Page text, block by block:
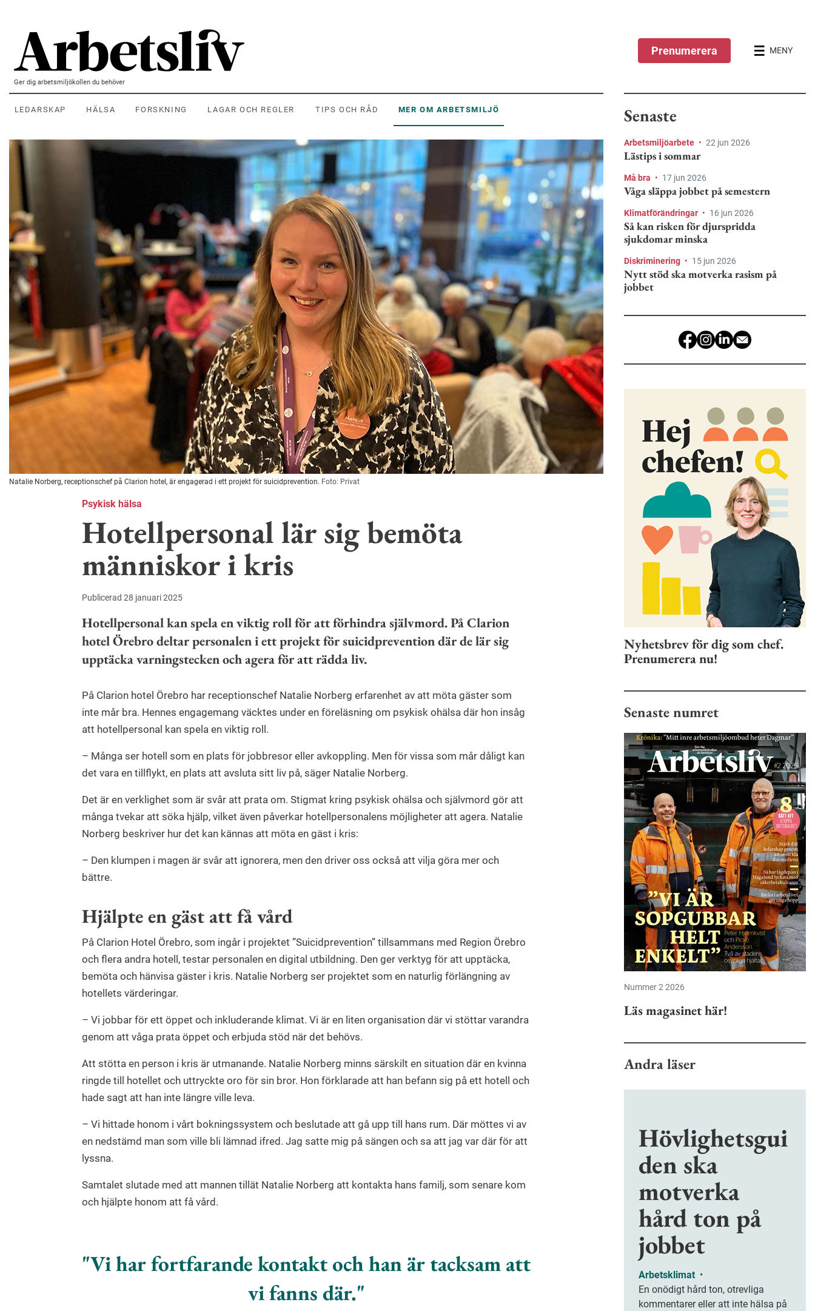
Ger dig arbetsmiljökollen du behöver
LEDARSKAP HÄLSA FORSKNING LAGAR OCH REGLER TIPS OCH RÅD MER OM ARBETSMILJÖ
Prenumerera MENY
Natalie Norberg, receptionschef på Clarion hotel, är engagerad i ett projekt för suicidprevention. Foto: Privat
Psykisk hälsa
Hotellpersonal lär sig bemöta
människor i kris
Publicerad 28 januari 2025
Hotellpersonal kan spela en viktig roll för att förhindra självmord. På Clarion
hotel Örebro deltar personalen i ett projekt för suicidprevention där de lär sig
upptäcka varningstecken och agera för att rädda liv.
På Clarion hotel Örebro har receptionschef Natalie Norberg erfarenhet av att möta gäster som
inte mår bra. Hennes engagemang väcktes under en föreläsning om psykisk ohälsa där hon insåg
att hotellpersonal kan spela en viktig roll.
– Många ser hotell som en plats för jobbresor eller avkoppling. Men för vissa som mår dåligt kan
det vara en tillflykt, en plats att avsluta sitt liv på, säger Natalie Norberg.
Det är en verklighet som är svår att prata om. Stigmat kring psykisk ohälsa och självmord gör att
många tvekar att söka hjälp, vilket även påverkar hotellpersonalens möjligheter att agera. Natalie
Norberg beskriver hur det kan kännas att möta en gäst i kris:
– Den klumpen i magen är svår att ignorera, men den driver oss också att vilja göra mer och
bättre.
Hjälpte en gäst att få vård
På Clarion Hotel Örebro, som ingår i projektet ”Suicidprevention” tillsammans med Region Örebro
och flera andra hotell, testar personalen en digital utbildning. Den ger verktyg för att upptäcka,
bemöta och hänvisa gäster i kris. Natalie Norberg ser projektet som en naturlig förlängning av
hotellets värderingar.
– Vi jobbar för ett öppet och inkluderande klimat. Vi är en liten organisation där vi stöttar varandra
genom att våga prata öppet och erbjuda stöd när det behövs.
Att stötta en person i kris är utmanande. Natalie Norberg minns särskilt en situation där en kvinna
ringde till hotellet och uttryckte oro för sin bror. Hon förklarade att han befann sig på ett hotell och
hade sagt att han inte längre ville leva.
– Vi hittade honom i vårt bokningssystem och beslutade att gå upp till hans rum. Där möttes vi av
en nedstämd man som ville bli lämnad ifred. Jag satte mig på sängen och sa att jag var där för att
lyssna.
Samtalet slutade med att mannen tillät Natalie Norberg att kontakta hans familj, som senare kom
och hjälpte honom att få vård.
Vi har fortfarande kontakt och han är tacksam att
vi fanns där.
Senaste
Arbetsmiljöarbete • 22 jun 2026
Lästips i sommar
Må bra • 17 jun 2026
Våga släppa jobbet på semestern
Klimatförändringar • 16 jun 2026
Så kan risken för djurspridda
sjukdomar minska
Diskriminering • 15 jun 2026
Nytt stöd ska motverka rasism på
jobbet
Nyhetsbrev för dig som chef.
Prenumerera nu!
Senaste numret
Nummer 2 2026
Läs magasinet här!
Andra läser
Hövlighetsgui
den ska
motverka
hård ton på
jobbet
Arbetsklimat •
En onödigt hård ton, otrevliga
kommentarer eller att inte hälsa på